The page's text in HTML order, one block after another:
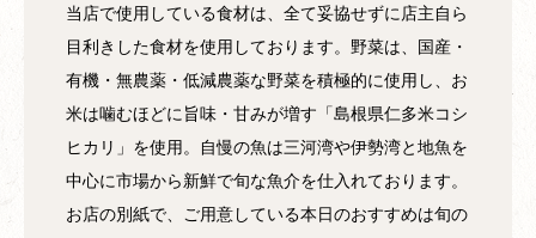
当店で使用している食材は、全て妥協せずに店主自ら
目利きした食材を使用しております。野菜は、国産・
有機・無農薬・低減農薬な野菜を積極的に使用し、お
米は噛むほどに旨味・甘みが増す「島根県仁多米コシ
ヒカリ」を使用。自慢の魚は三河湾や伊勢湾と地魚を
中心に市場から新鮮で旬な魚介を仕入れております。
お店の別紙で、ご用意している本日のおすすめは旬の